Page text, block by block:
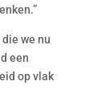
we nu
een
op vlak